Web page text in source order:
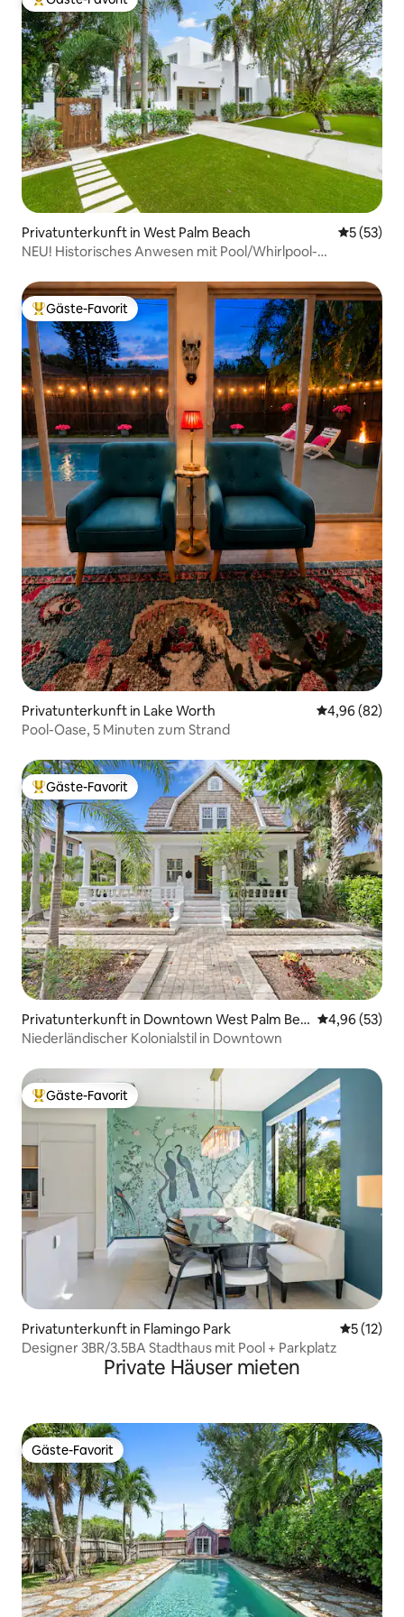
Beliebter Gäste-Favorit.
Privatunterkunft in West Palm Beach
5 (53)
NEU! Historisches Anwesen mit Pool/Whirlpool-
Beliebter Gäste-Favorit.
Gäste-Favorit
Privatunterkunft in Lake Worth
4,96 (82)
Pool-Oase, 5 Minuten zum Strand
Beliebter Gäste-Favorit.
Gäste-Favorit
Privatunterkunft in Downtown West Palm Bea
ch
4,96 (53)
Niederländischer Kolonialstil in Downtown
Beliebter Gäste-Favorit.
Gäste-Favorit
Privatunterkunft in Flamingo Park
5 (12)
Designer 3BR/3.5BA Stadthaus mit Pool + Parkplatz
Private Häuser mieten
Gäste-Favorit
Gäste-Favorit